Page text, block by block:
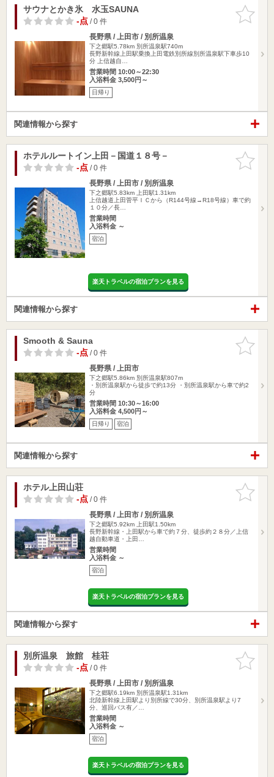
お気に入
りに追加
サウナとかき氷 水玉SAUNA
-点/ 0 件
長野県 / 上田市 / 別所温泉
下之郷駅5.78km 別所温泉駅740m
長野新幹線上田駅乗換上田電鉄別所線別所温泉駅下車歩10
分 上信越自…
営業時間 10:00～22:30
入浴料金 3,500円～
日帰り
関連情報から探す
お気に入
りに追加
ホテルルートイン上田－国道１８号－
-点/ 0 件
長野県 / 上田市 / 別所温泉
下之郷駅5.83km
上田駅1.31km
上信越道上田菅平ＩＣから（R144号線→R18号線）車で約
１０分／長…
営業時間
入浴料金 ～
宿泊
楽天トラベルの宿泊プランを見る
関連情報から探す
お気に入
りに追加
Smooth & Sauna
-点/ 0 件
長野県 / 上田市
下之郷駅5.86km 別所温泉駅807m
・別所温泉駅から徒歩で約13分 ・別所温泉駅から車で約2
分
営業時間 10:30～16:00
入浴料金 4,500円～
日帰り 宿泊
関連情報から探す
お気に入
りに追加
ホテル上田山荘
-点/ 0 件
長野県 / 上田市 / 別所温泉
下之郷駅5.92km
上田駅1.50km
長野新幹線・上田駅から車で約７分、徒歩約２８分／上信
越自動車道・上田…
営業時間
入浴料金 ～
宿泊
楽天トラベルの宿泊プランを見る
関連情報から探す
お気に入
りに追加
別所温泉 旅館 桂荘
-点/ 0 件
長野県 / 上田市 / 別所温泉
下之郷駅6.19km 別所温泉駅1.31km
北陸新幹線上田駅より別所線で30分、別所温泉駅より7
分、巡回バス有／…
営業時間
入浴料金 ～
宿泊
楽天トラベルの宿泊プランを見る